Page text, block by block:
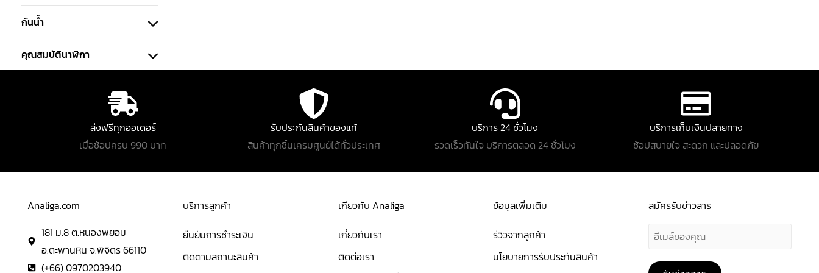
กันน้ำ
คุณสมบัตินาฬิกา
ส่งฟรีทุกออเดอร์
เมื่อช้อปครบ 990 บาท
รับประกันสินค้าของแท้
สินค้าทุกชิ้นเครมศูนย์ได้ทั่วประเทศ
บริการ 24 ชั่วโมง
รวดเร็วทันใจ บริการตลอด 24 ชั่วโมง
บริการเก็บเงินปลายทาง
ช้อปสบายใจ สะดวก และปลอดภัย
Analiga.com
181 ม.8 ต.หนองพยอม
อ.ตะพานหิน จ.พิจิตร 66110
(+66) 0970203940
บริการลูกค้า
ยืนยันการชำระเงิน
ติดตามสถานะสินค้า
เกียวกับ Analiga
เกี่ยวกับเรา
ติดต่อเรา
ข้อมูลเพิ่มเติม
รีวิวจากลูกค้า
นโยบายการรับประกันสินค้า
สมัครรับข่าวสาร
a